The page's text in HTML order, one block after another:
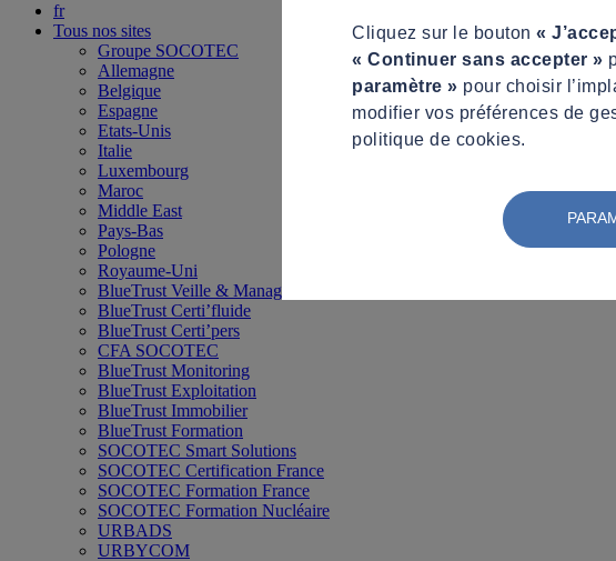
fr
Tous nos sites
Groupe SOCOTEC
Allemagne
Belgique
Espagne
Etats-Unis
Italie
Luxembourg
Maroc
Middle East
Pays-Bas
Pologne
Royaume-Uni
BlueTrust Veille & Management
BlueTrust Certi’fluide
BlueTrust Certi’pers
CFA SOCOTEC
BlueTrust Monitoring
BlueTrust Exploitation
BlueTrust Immobilier
BlueTrust Formation
SOCOTEC Smart Solutions
SOCOTEC Certification France
SOCOTEC Formation France
SOCOTEC Formation Nucléaire
URBADS
URBYCOM
Cliquez sur le bouton «
« Continuer sans accepter »
paramètre » pour choisir
modifier vos préférences de
politique de cookies.